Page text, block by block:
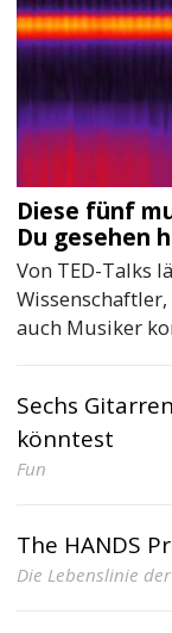
Diese fünf
Du gesehen
Von TED-Talks
auch Musiker
Sechs
könntest
Fun
The HANDS
Die Lebenslinie